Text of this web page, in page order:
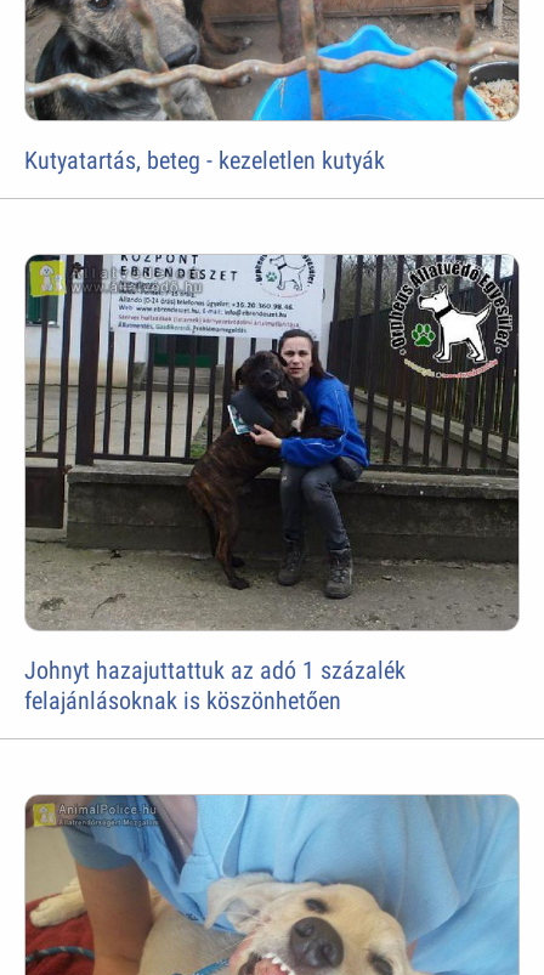
Kutyatartás, beteg - kezeletlen kutyák
Johnyt hazajuttattuk az adó 1 százalék
felajánlásoknak is köszönhetően